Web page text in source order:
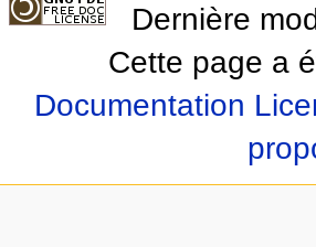
Dernière
Cette page a
Documentation